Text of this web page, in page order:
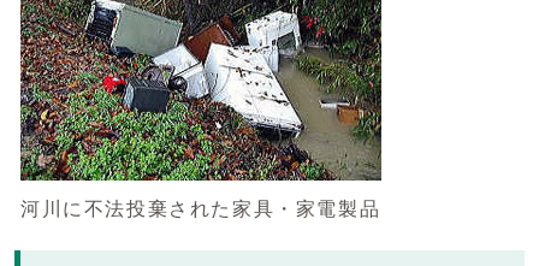
河川に不法投棄された家具・家電製品